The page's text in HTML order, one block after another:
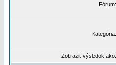
Fórum:
Kategória:
Zobraziť výsledok ako: